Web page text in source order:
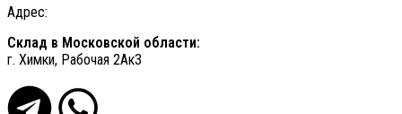
Адрес:
Склад в Московской области:
г. Химки, Рабочая 2Ак3